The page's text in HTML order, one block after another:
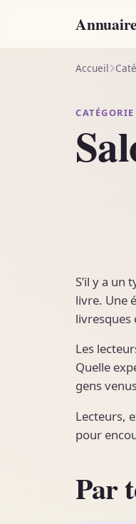
Accueil
CATÉGORIE
S’il y a un
livre. Une
livresques
Les
Quelle
gens
Lecteurs,
pour
Par